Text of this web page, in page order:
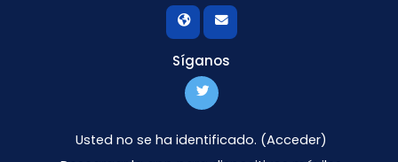
Síganos
Usted no se ha identificado. (Acceder)